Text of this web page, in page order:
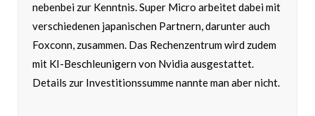
nebenbei zur Kenntnis. Super Micro arbeitet dabei mit
verschiedenen japanischen Partnern, darunter auch
Foxconn, zusammen. Das Rechenzentrum wird zudem
mit KI-Beschleunigern von Nvidia ausgestattet.
Details zur Investitionssumme nannte man aber nicht.